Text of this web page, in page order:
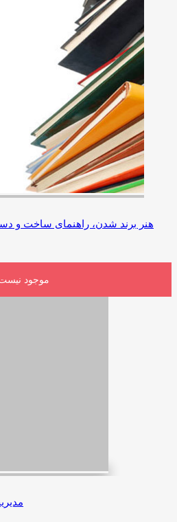
هنر برند شدن، راهنمای ساخت و
موجود